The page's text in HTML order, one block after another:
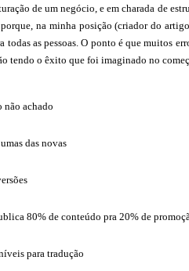
de um negócio, e em charada de
na minha posição (criador do
todas as pessoas. O ponto é que muitos
tendo o êxito que foi imaginado no
não achado
das novas
80% de conteúdo pra 20% de
para tradução